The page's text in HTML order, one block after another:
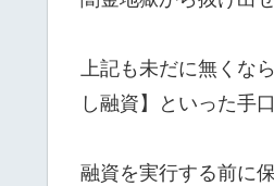
上記も未だに無くな
し融資】といった手
融資を実行する前に